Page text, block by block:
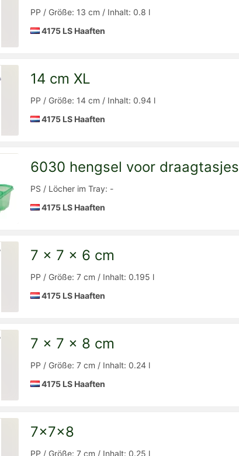
Detailseite
PP / Größe: 13 cm / Inhalt: 0.8 l
4175 LS Haaften
Detailseite
14 cm XL
PP / Größe: 14 cm / Inhalt: 0.94 l
4175 LS Haaften
Detailseite
6030 hengsel voor draagtasjes
PS / Löcher im Tray: -
4175 LS Haaften
Detailseite
7 x 7 x 6 cm
PP / Größe: 7 cm / Inhalt: 0.195 l
4175 LS Haaften
Detailseite
7 x 7 x 8 cm
PP / Größe: 7 cm / Inhalt: 0.24 l
4175 LS Haaften
7x7x8
PP / Größe: 7 cm / Inhalt: 0.25 l